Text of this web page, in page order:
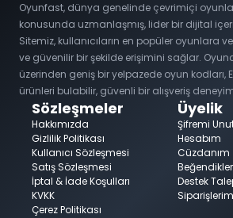
Oyunfast, dünya genelinde çevrimiçi
konusunda uzmanlaşmış, lider bir dijital
Sitemiz, kullanıcıların en popüler oyunlara
ve güvenilir bir şekilde erişimini sağlar.
üzerinden geniş bir yelpazede oyun kodları,
ürünleri bulabilir, güvenli bir alışveriş
Sözleşmeler
Hakkımızda
Gizlilik Politikası
Kullanıcı Sözleşmesi
Satış Sözleşmesi
İptal & İade Koşulları
KVKK
Çerez Politikası
Üyelik
Şifremi
Hesabım
Cüzdanım
Destek
Siparişlerim